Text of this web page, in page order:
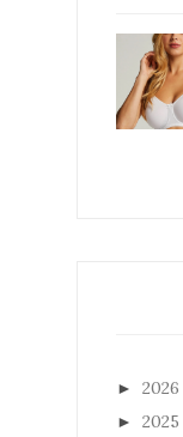
► 2026
► 2025